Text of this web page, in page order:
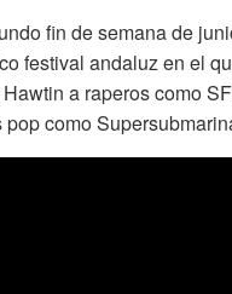
fin de semana de
festival andaluz en el
a raperos como
pop como